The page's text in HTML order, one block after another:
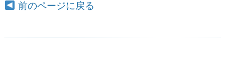
前のページに戻る